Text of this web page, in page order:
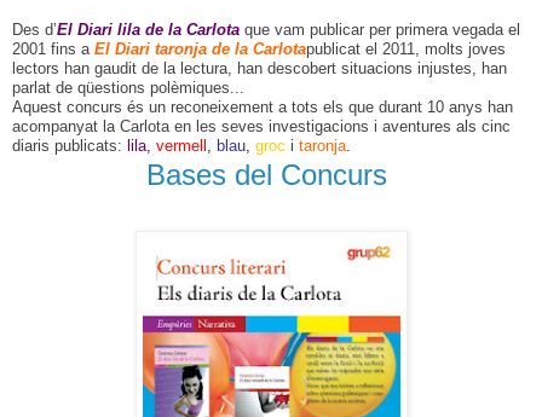
Des d’El Diari lila de la Carlota que vam publicar per primera vegada el
2001 fins a El Diari taronja de la Carlotapublicat el 2011, molts joves
lectors han gaudit de la lectura, han descobert situacions injustes, han
parlat de qüestions polèmiques...
Aquest concurs és un reconeixement a tots els que durant 10 anys han
acompanyat la Carlota en les seves investigacions i aventures als cinc
diaris publicats: lila vermell blau groc i taronja
Bases del Concurs